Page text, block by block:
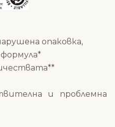
опаковка,
и проблемна